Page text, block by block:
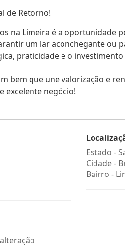
de Retorno!
na Limeira é a oportunidade
um lar aconchegante ou
praticidade e o
bem que une valorização e
excelente negócio!
Estado -
Cidade -
Bairro -